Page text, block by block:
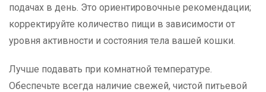
подачах в день. Это ориентировочные рекомендации;
корректируйте количество пищи в зависимости от
уровня активности и состояния тела вашей кошки.
Лучше подавать при комнатной температуре.
Обеспечьте всегда наличие свежей, чистой питьевой